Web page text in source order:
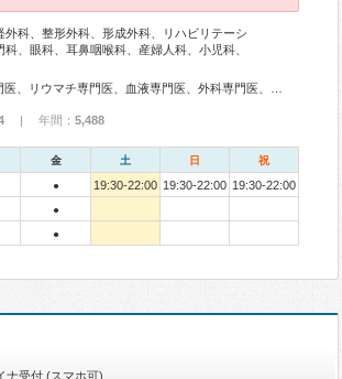
科、整形外科、形成外科、リハビリテーシ
、眼科、耳鼻咽喉科、産婦人科、小児科、
| 年間： 5,488
金 土 日 祝
● 19:30-22:00 19:30-22:00 19:30-22:00
●
●
ナ受付 (スマホ可)